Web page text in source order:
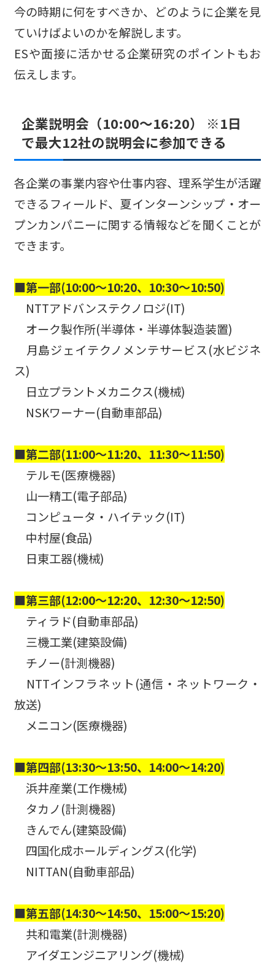
今の時期に何をすべきか、どのように企業を見
ていけばよいのかを解説します。
ESや面接に活かせる企業研究のポイントもお
伝えします。
企業説明会（10:00～16:20） ※1日
で最大12社の説明会に参加できる
各企業の事業内容や仕事内容、理系学生が活躍
できるフィールド、夏インターンシップ・オー
プンカンパニーに関する情報などを聞くことが
できます。
■第一部(10:00～10:20、10:30～10:50)
NTTアドバンステクノロジ(IT)
オーク製作所(半導体・半導体製造装置)
月島ジェイテクノメンテサービス(水ビジネ
ス)
日立プラントメカニクス(機械)
NSKワーナー(自動車部品)
■第二部(11:00～11:20、11:30～11:50)
テルモ(医療機器)
山一精工(電子部品)
コンピュータ・ハイテック(IT)
中村屋(食品)
日東工器(機械)
■第三部(12:00～12:20、12:30～12:50)
ティラド(自動車部品)
三機工業(建築設備)
チノー(計測機器)
NTTインフラネット(通信・ネットワーク・
放送)
メニコン(医療機器)
■第四部(13:30～13:50、14:00～14:20)
浜井産業(工作機械)
タカノ(計測機器)
きんでん(建築設備)
四国化成ホールディングス(化学)
NITTAN(自動車部品)
■第五部(14:30～14:50、15:00～15:20)
共和電業(計測機器)
アイダエンジニアリング(機械)